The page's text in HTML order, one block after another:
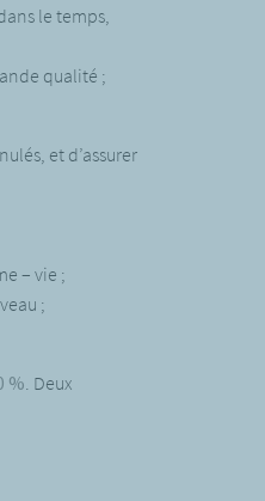
le temps,
qualité ;
et d’assurer
– vie ;
;
%. Deux